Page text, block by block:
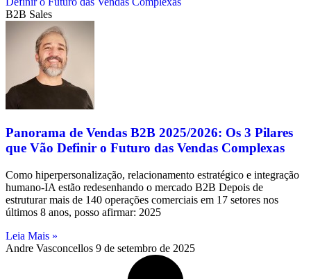
B2B Sales
Panorama de Vendas B2B 2025/2026: Os 3 Pilares
que Vão Definir o Futuro das Vendas Complexas
Como hiperpersonalização, relacionamento estratégico e integração
humano-IA estão redesenhando o mercado B2B Depois de
estruturar mais de 140 operações comerciais em 17 setores nos
últimos 8 anos, posso afirmar: 2025
Leia Mais »
Andre Vasconcellos 9 de setembro de 2025